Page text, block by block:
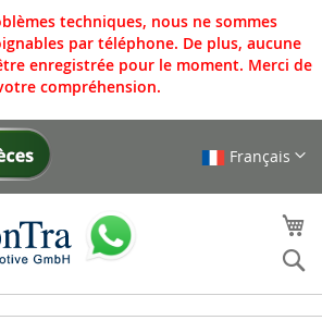
techniques, nous ne sommes
par téléphone. De plus, aucune
enregistrée pour le moment. Merci de
compréhension.
Français